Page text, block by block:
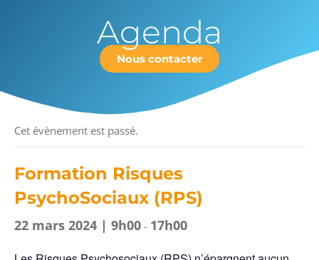
Nous contacter
Agenda
« Tous les Évènements
Cet évènement est passé.
Formation Risques
PsychoSociaux (RPS)
22 mars 2024 | 9h00 - 17h00